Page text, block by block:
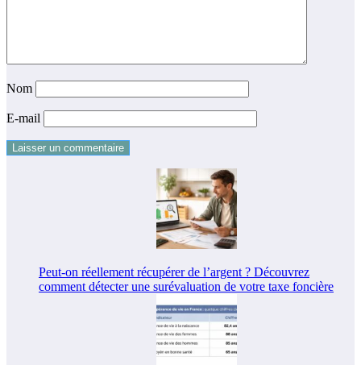
Nom
E-mail
Peut-on réellement récupérer de l’argent ? Découvrez
comment détecter une surévaluation de votre taxe foncière